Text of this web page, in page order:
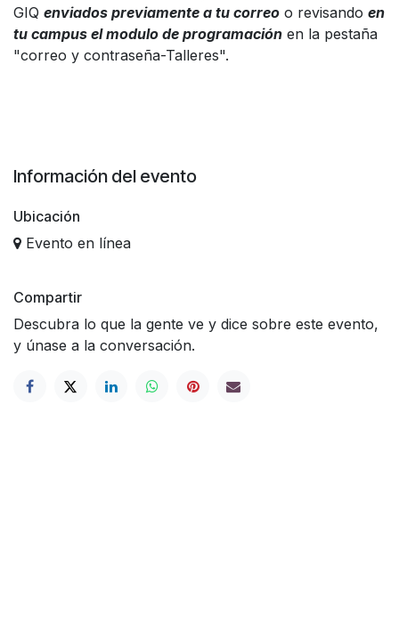
GIQ enviados previamente a tu correo o revisando en
tu campus el modulo de programación en la pestaña
"correo y contraseña-Talleres".
Información del evento
Ubicación
Evento en línea
Compartir
Descubra lo que la gente ve y dice sobre este evento,
y únase a la conversación.